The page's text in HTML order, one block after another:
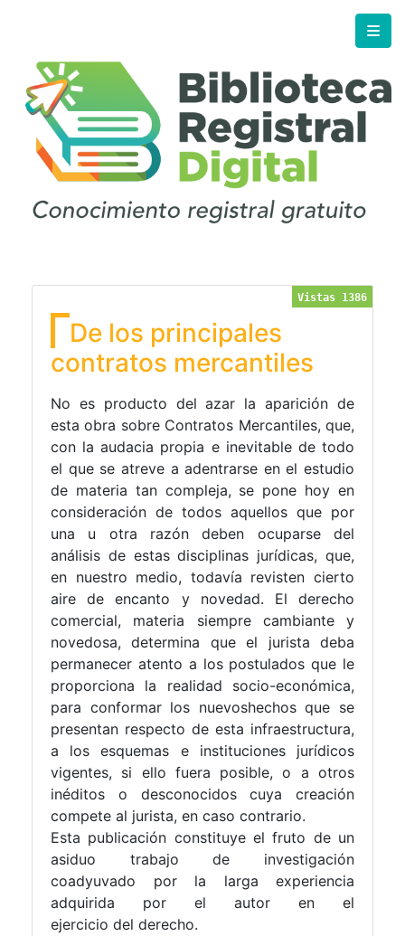
Vistas 1386
De los principales
contratos mercantiles
No es producto del azar la aparición de
esta obra sobre Contratos Mercantiles, que,
con la audacia propia e inevitable de todo
el que se atreve a adentrarse en el estudio
de materia tan compleja, se pone hoy en
consideración de todos aquellos que por
una u otra razón deben ocuparse del
análisis de estas disciplinas jurídicas, que,
en nuestro medio, todavía revisten cierto
aire de encanto y novedad. El derecho
comercial, materia siempre cambiante y
novedosa, determina que el jurista deba
permanecer atento a los postulados que le
proporciona la realidad socio-económica,
para conformar los nuevoshechos que se
presentan respecto de esta infraestructura,
a los esquemas e instituciones jurídicos
vigentes, si ello fuera posible, o a otros
inéditos o desconocidos cuya creación
compete al jurista, en caso contrario.
Esta publicación constituye el fruto de un
asiduo trabajo de investigación
coadyuvado por la larga experiencia
adquirida por el autor en el
ejercicio del derecho.